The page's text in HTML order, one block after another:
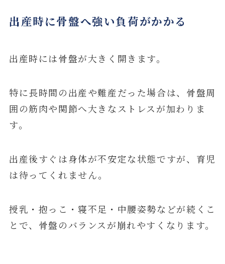
出産時に骨盤へ強い負荷がかかる
出産時には骨盤が大きく開きます。
特に長時間の出産や難産だった場合は、骨盤周
囲の筋肉や関節へ大きなストレスが加わりま
す。
出産後すぐは身体が不安定な状態ですが、育児
は待ってくれません。
授乳・抱っこ・寝不足・中腰姿勢などが続くこ
とで、骨盤のバランスが崩れやすくなります。